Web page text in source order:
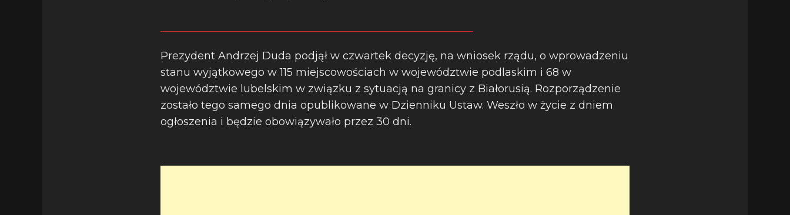
Prezydent Andrzej Duda podjął w czwartek decyzję, na wniosek rządu, o wprowadzeniu
stanu wyjątkowego w 115 miejscowościach w województwie podlaskim i 68 w
województwie lubelskim w związku z sytuacją na granicy z Białorusią. Rozporządzenie
zostało tego samego dnia opublikowane w Dzienniku Ustaw. Weszło w życie z dniem
ogłoszenia i będzie obowiązywało przez 30 dni.